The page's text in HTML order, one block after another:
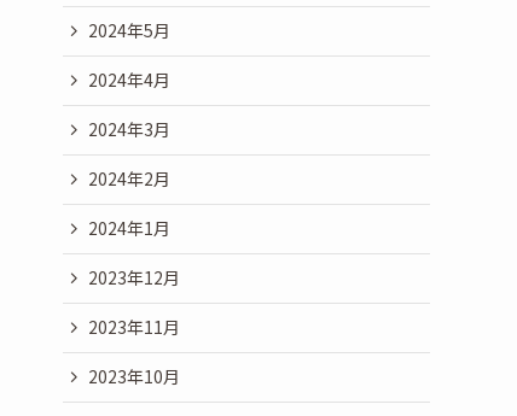
2024年5月
2024年4月
2024年3月
2024年2月
2024年1月
2023年12月
2023年11月
2023年10月